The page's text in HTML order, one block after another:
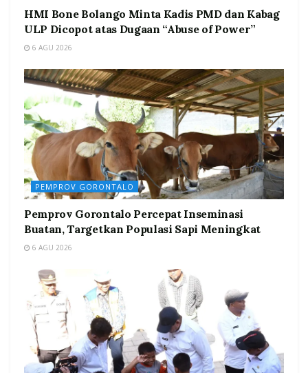
HMI Bone Bolango Minta Kadis PMD dan Kabag
ULP Dicopot atas Dugaan “Abuse of Power”
6 AGU 2026
PEMPROV GORONTALO
Pemprov Gorontalo Percepat Inseminasi
Buatan, Targetkan Populasi Sapi Meningkat
6 AGU 2026